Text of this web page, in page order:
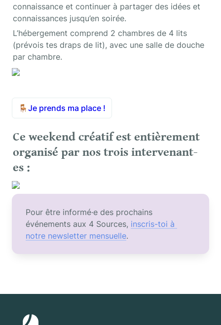
connaissance et continuer à partager des idées et
connaissances jusqu’en soirée.
L’hébergement comprend 2 chambres de 4 lits
(prévois tes draps de lit), avec une salle de douche
par chambre.
🪑 Je prends ma place !
Ce weekend créatif est entièrement
organisé par nos trois intervenant-
es :
Pour être informé·e des prochains
événements aux 4 Sources, inscris-toi à
notre newsletter mensuelle.